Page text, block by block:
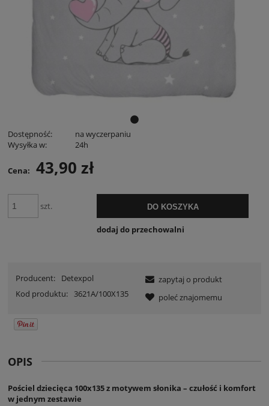
Dostępność:
na wyczerpaniu
Wysyłka w:
24h
Cena: 43,90 zł
szt. DO KOSZYKA
dodaj do przechowalni
Producent:
Detexpol
Kod produktu:
3621A/100X135
zapytaj o produkt
poleć znajomemu
OPIS
Pościel dziecięca 100x135 z motywem słonika – czułość i komfort
w jednym zestawie